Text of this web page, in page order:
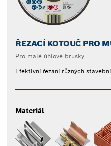
ŘEZACÍ KOTOUČ PRO
Pro malé úhlové brusky
Efektivní řezání různých
Materiál